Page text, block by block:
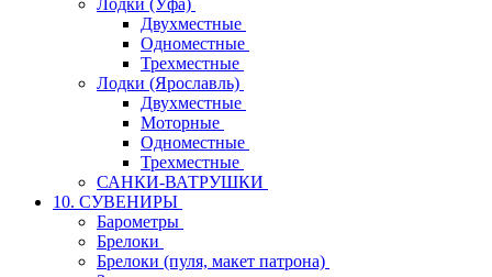
Лодки (Уфа)
Двухместные
Одноместные
Трехместные
Лодки (Ярославль)
Двухместные
Моторные
Одноместные
Трехместные
САНКИ-ВАТРУШКИ
10. СУВЕНИРЫ
Барометры
Брелоки
Брелоки (пуля, макет патрона)